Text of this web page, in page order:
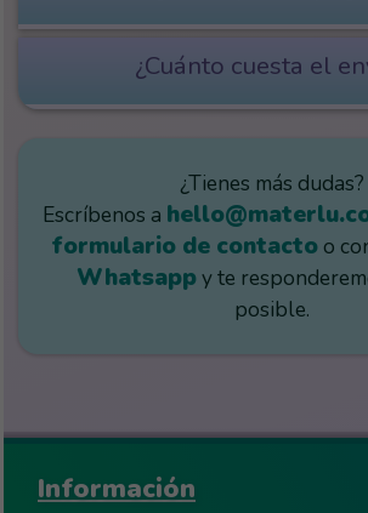
¿Cuánto cuesta el
¿Tienes más dudas?
Escríbenos a
formulario de contacto o
Whatsappy te
posible.
Información